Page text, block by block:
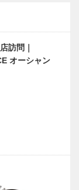
訪問｜
オーシャン